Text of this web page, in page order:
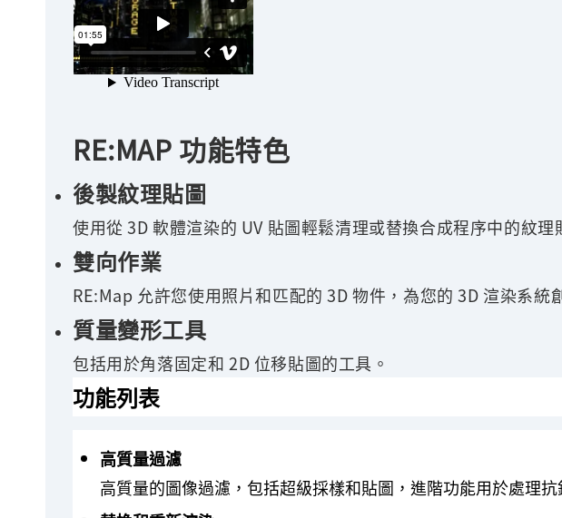
RE:MAP 功能特色
後製紋理貼圖
使用從 3D 軟體渲染的 UV 貼圖輕鬆清理或替換合成程序中的紋
雙向作業
RE:Map 允許您使用照片和匹配的 3D 物件，為您的 3D 渲染系統
質量變形工具
包括用於角落固定和 2D 位移貼圖的工具。
功能列表
高質量過濾
高質量的圖像過濾，包括超級採樣和貼圖，進階功能用於處理